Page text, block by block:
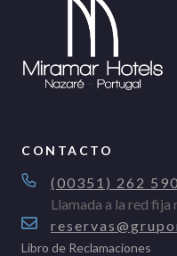
CONTACTO
(00351) 262
Llamada a la red fija
Libro de Reclamaciones